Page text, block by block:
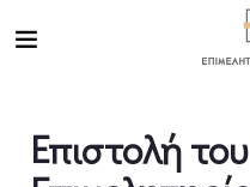
Επιστολή